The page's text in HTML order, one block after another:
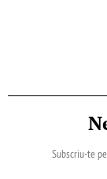
Subscriu-te